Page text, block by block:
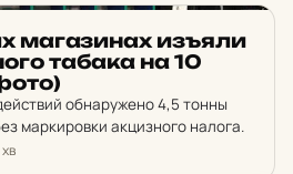
ма­га­зи­нах изъяли
табака на 10
обнаружено 4,5 тонны
маркировки акцизного налога.
хв